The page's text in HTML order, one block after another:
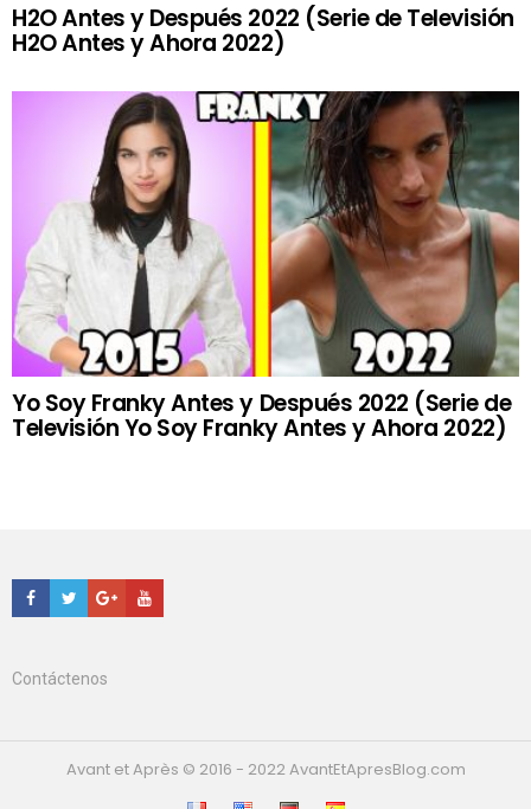
H2O Antes y Después 2022 (Serie de Televisión
H2O Antes y Ahora 2022)
Yo Soy Franky Antes y Después 2022 (Serie de
Televisión Yo Soy Franky Antes y Ahora 2022)
Facebook
TwitterGoogle+Youtube
Contáctenos
Avant et Après © 2016 - 2022 AvantEtApresBlog.com